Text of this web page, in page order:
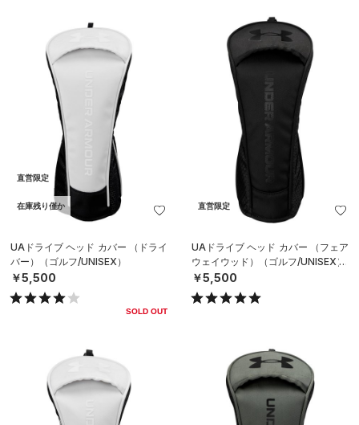
直営限定
在庫残り僅か
UAドライブ ヘッド カバー （ドライ
バー）（ゴルフ/UNISEX）
￥5,500
SOLD OUT
直営限定
UAドライブ ヘッド カバー （フェア
ウェイウッド）（ゴルフ/UNISEX）
￥5,500